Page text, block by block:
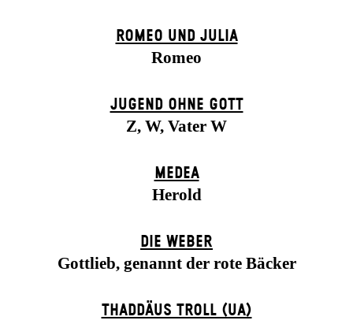
ROMEO UND JULIA
Romeo
JUGEND OHNE GOTT
Z, W, Vater W
MEDEA
Herold
DIE WEBER
Gottlieb, genannt der rote Bäcker
THADDÄUS TROLL (UA)